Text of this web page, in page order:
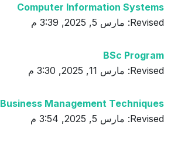
Computer Information Systems
Revised: مارس 5, 2025, 3:39 م
BSc Program
Revised: مارس 11, 2025, 3:30 م
Business Management Techniques
Revised: مارس 5, 2025, 3:54 م